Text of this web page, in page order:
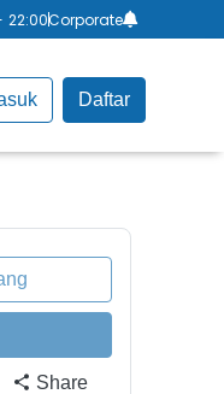
22:00Corporate
Daftar
Share